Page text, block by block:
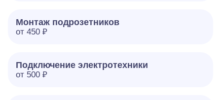
Монтаж подрозетников
от 450 ₽
Подключение электротехники
от 500 ₽